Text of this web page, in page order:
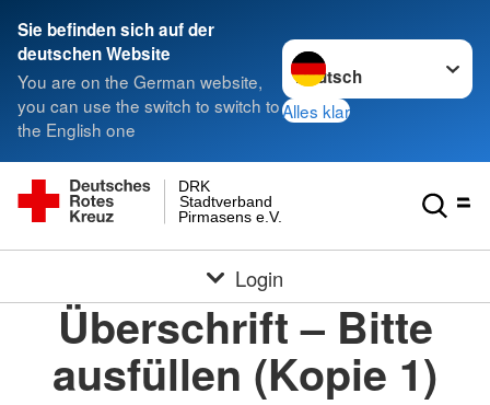
Sie befinden sich auf der
deutschen Website
You are on the German website,
you can use the switch to switch to
the English one
Sprache wechseln zu
Alles klar
Pirmasens e.V.
Stadtverband
DRK
Login
Überschrift – Bitte
ausfüllen (Kopie 1)